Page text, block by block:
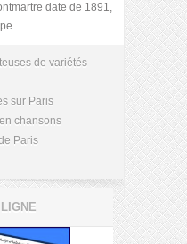
date de 1891,
de variétés
sur Paris
chansons
Paris